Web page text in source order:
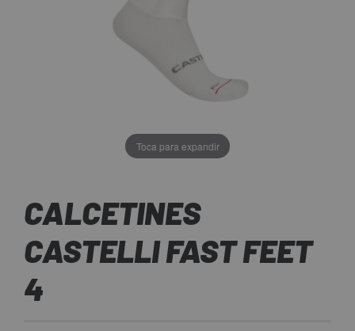
Toca para expandir
CALCETINES
CASTELLI FAST FEET
4